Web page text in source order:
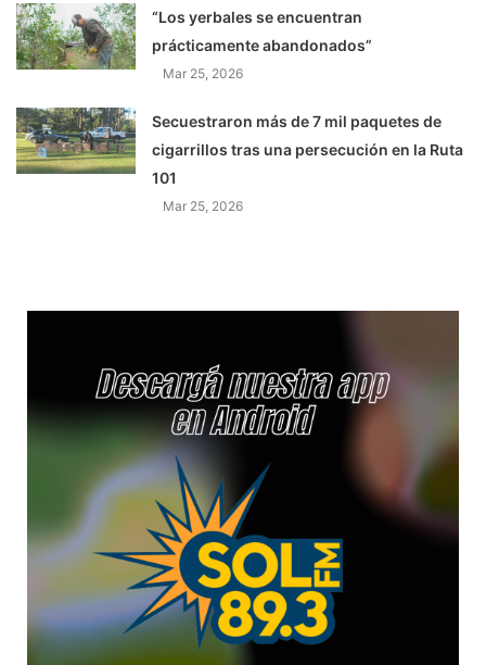
“Los yerbales se encuentran
prácticamente abandonados”
Mar 25, 2026
Secuestraron más de 7 mil paquetes de
cigarrillos tras una persecución en la Ruta
101
Mar 25, 2026